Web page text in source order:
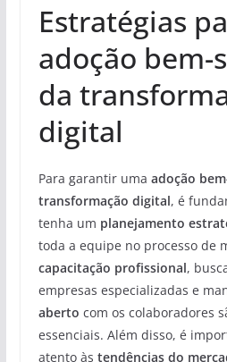
Estratégias
adoção bem-
da
digital
Para garantir uma adoção
transformação digital, é
tenha um planejamento
toda a equipe no processo de
capacitação profissional,
empresas especializadas e
aberto com os colaboradores
essenciais. Além disso, é
atento às tendências do